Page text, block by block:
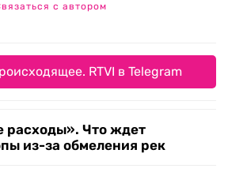
с автором
RTVI в Telegram
расходы». Что ждет
из-за обмеления рек